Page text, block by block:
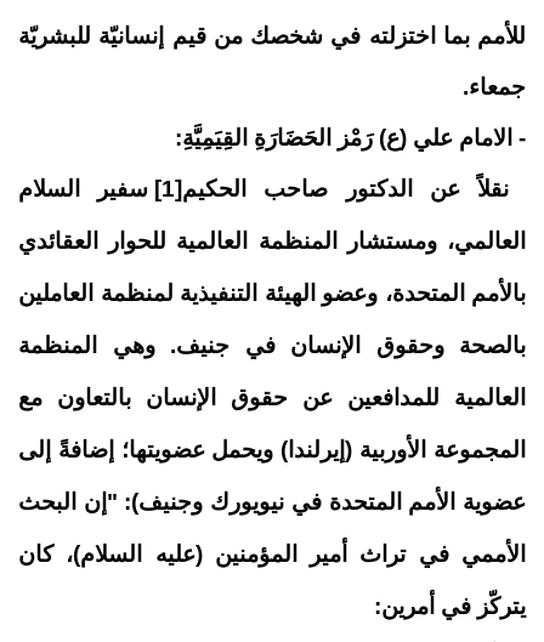
للأمم بما اختزلته في شخصك من قيم إنسانيّة للبشريّة
جمعاء.
- الامام علي (ع) رَمْز الحَضَارَةِ القِيَمِيَّةِ:
نقلاً عن الدكتور صاحب الحكيم [1] سفير السلام
العالمي، ومستشار المنظمة العالمية للحوار العقائدي
بالأمم المتحدة، وعضو الهيئة التنفيذية لمنظمة العاملين
بالصحة وحقوق الإنسان في جنيف. وهي المنظمة
العالمية للمدافعين عن حقوق الإنسان بالتعاون مع
المجموعة الأوربية (إيرلندا) ويحمل عضويتها؛ إضافةً إلى
عضوية الأمم المتحدة في نيويورك وجنيف): "إن البحث
الأممي في تراث أمير المؤمنين (عليه السلام)، كان
يتركّز في أمرين: